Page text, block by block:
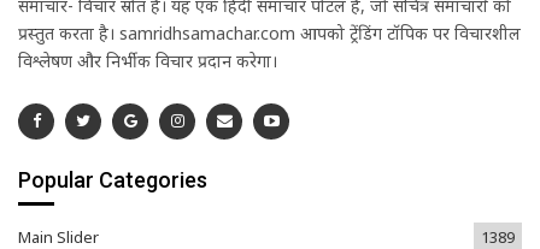
समाचार- विचार स्रोत है। यह एक हिंदी समाचार पोर्टल है, जो सचित्र समाचारों को
प्रस्तुत करता है। samridhsamachar.com आपको ट्रेंडिंग टॉपिक पर विचारशील
विश्लेषण और निर्भीक विचार प्रदान करेगा।
Popular Categories
Main Slider 1389